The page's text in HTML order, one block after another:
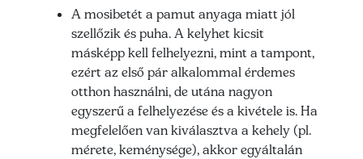
A mosibetét a pamut anyaga miatt jól
szellőzik és puha. A kelyhet kicsit
másképp kell felhelyezni, mint a tampont,
ezért az első pár alkalommal érdemes
otthon használni, de utána nagyon
egyszerű a felhelyezése és a kivétele is. Ha
megfelelően van kiválasztva a kehely (pl.
mérete, keménysége), akkor egyáltalán